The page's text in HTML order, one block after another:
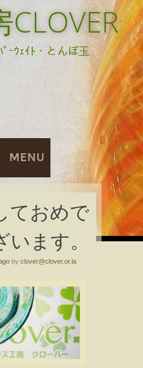
ﾟｰｳｪｲﾄ・とんぼ玉
MENU
ておめで
います。
by clover@clover.or.la